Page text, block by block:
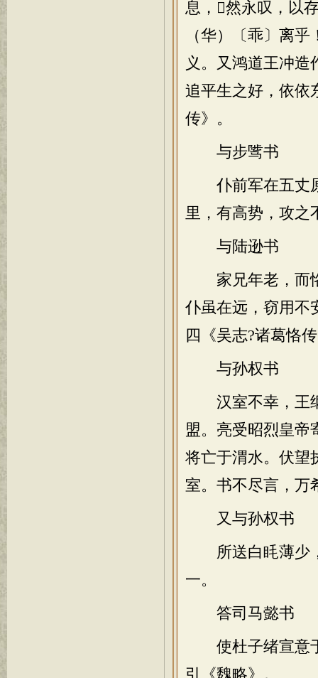
息，然永叹，以
（华）〔乖〕离
义。又鸿道王冲
追平生之好，依依
传》。
与步骘书
仆前军在五丈原
里，有高势，攻之
与陆逊书
家兄年老，而恪
仆虽在远，窃用不
四《吴志?诸葛恪
与孙权书
汉室不幸，王纲
盟。亮受昭烈皇帝
将亡于渭水。伏望
室。书不尽言，万
又与孙权书
所送白眊薄少，
一。
答司马懿书
使杜子绪宣意于
引《魏略》。